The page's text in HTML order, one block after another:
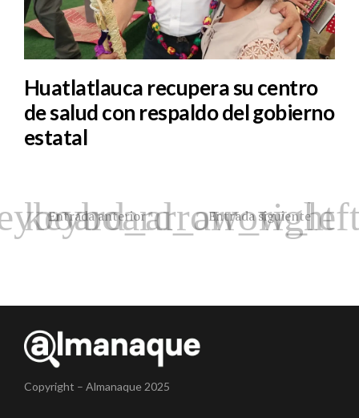
Huatlatlauca recupera su centro
de salud con respaldo del gobierno
estatal
Entrada anterior Entrada siguiente
Copyright – Almanaque 2025